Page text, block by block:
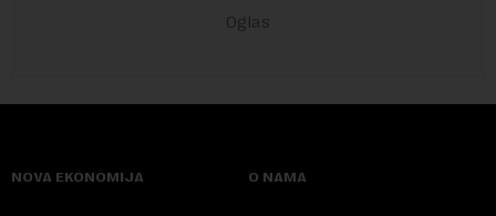
NOVA EKONOMIJA O NAMA